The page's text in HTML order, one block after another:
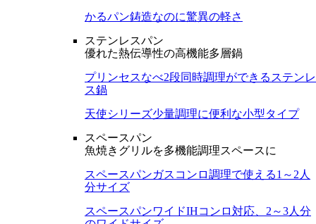
かるパン鋳造なのに驚異の軽さ
ステンレスパン
優れた熱伝導性の高機能多層鍋
プリンセスなべ2段同時調理ができるステンレ
ス鍋
天使シリーズ少量調理に便利な小型タイプ
スペースパン
魚焼きグリルを多機能調理スペースに
スペースパンガスコンロ調理で使える1～2人
分サイズ
スペースパンワイドIHコンロ対応、2～3人分